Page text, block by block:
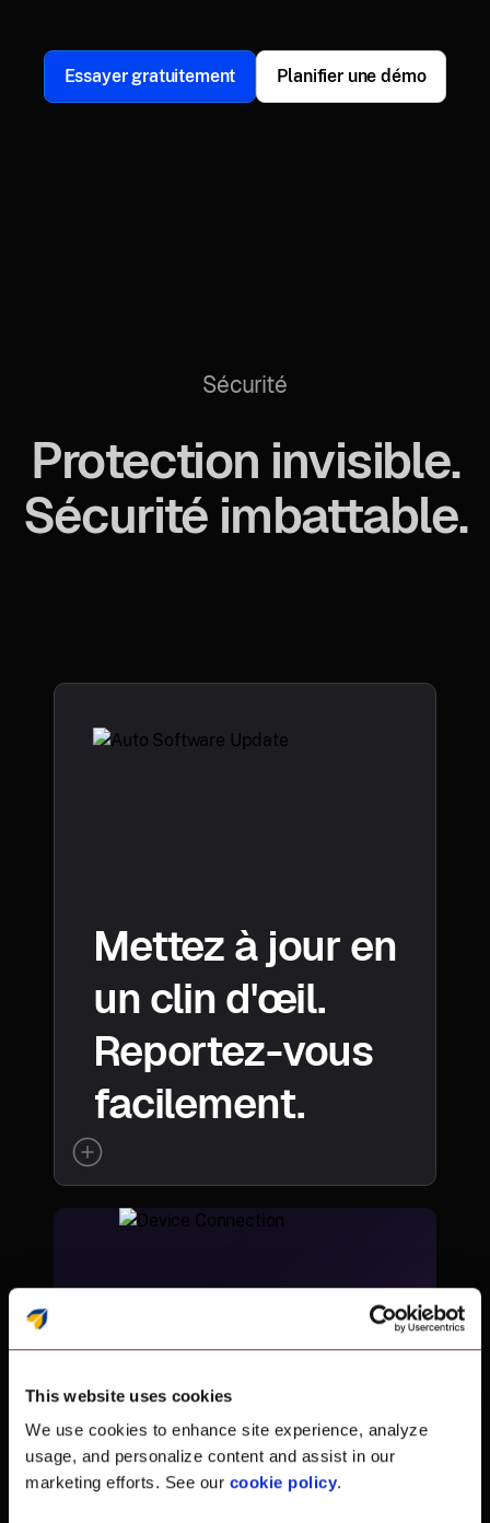
This website uses cookies
We use cookies to enhance site experience, analyze
usage, and personalize content and assist in our
marketing efforts. See our cookie policy.
Essayer gratuitement Planifier une démo
Sécurité
Protection invisible.
Sécurité imbattable.
Mettez à jour en
un clin d'œil.
Reportez-vous
facilement.